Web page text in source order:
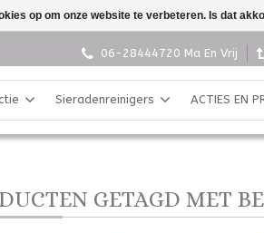
06-28444720 Ma En Vrij
Sieradenreinigers ACTIES EN
GETAGD MET
op om onze website te verbeteren. Is dat